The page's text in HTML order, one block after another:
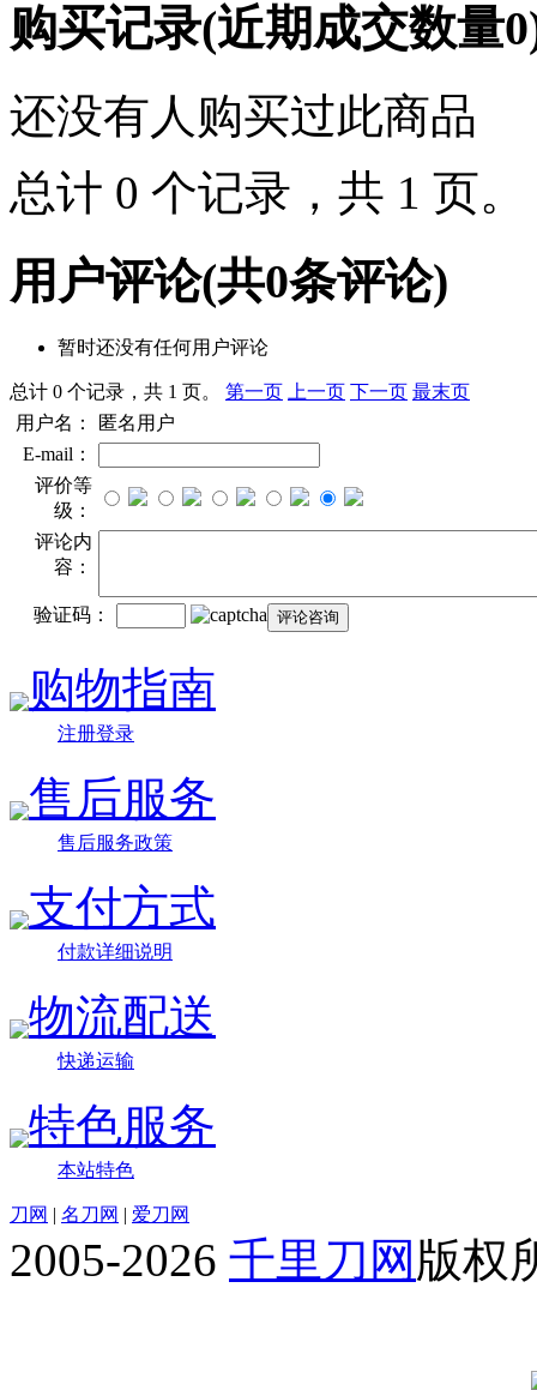
购买记录(近期成交数量0
还没有人购买过此商品
总计 0 个记录，共 1 页。
用户评论(共0条评论)
暂时还没有任何用户评论
总计 0 个记录，共 1 页。 第一页 上一页 下一页 最末页
用户名：
匿名用户
E-mail：
评价等
级：
评论内
容：
验证码：
购物指南
注册登录
售后服务
售后服务政策
支付方式
付款详细说明
物流配送
快递运输
特色服务
本站特色
刀网 | 名刀网 | 爱刀网
2005-2026 千里刀网 版权